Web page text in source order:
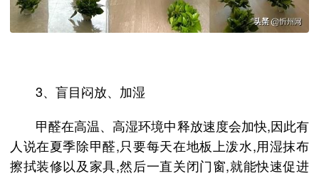
3、盲目闷放、加湿
甲醛在高温、高湿环境中释放速度会加快,因此有
人说在夏季除甲醛,只要每天在地板上泼水,用湿抹布
擦拭装修以及家具,然后一直关闭门窗,就能快速促进